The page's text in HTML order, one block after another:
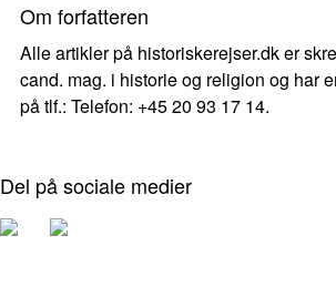
Om forfatteren
Alle artikler på historiskerejser.dk er
cand. mag. i historie og religion og har
på tlf.: Telefon: +45 20 93 17 14.
Del på sociale medier